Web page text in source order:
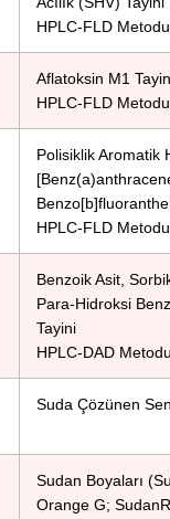
HPLC-FLD Metodu
Aflatoksin M1
HPLC-FLD Metodu
Polisiklik Aromatik
HPLC-FLD Metodu
Benzoik Asit,
Para-Hidroksi
Tayini
HPLC-DAD
Suda Çözünen
Sudan Boyaları
Orange G;